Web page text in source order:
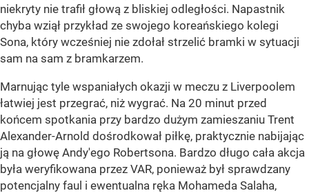
niekryty nie trafił głową z bliskiej odległości. Napastnik
chyba wziął przykład ze swojego koreańskiego kolegi
Sona, który wcześniej nie zdołał strzelić bramki w sytuacji
sam na sam z bramkarzem.
Marnując tyle wspaniałych okazji w meczu z Liverpoolem
łatwiej jest przegrać, niż wygrać. Na 20 minut przed
końcem spotkania przy bardzo dużym zamieszaniu Trent
Alexander-Arnold dośrodkował piłkę, praktycznie nabijając
ją na głowę Andy'ego Robertsona. Bardzo długo cała akcja
była weryfikowana przez VAR, ponieważ był sprawdzany
potencjalny faul i ewentualna ręka Mohameda Salaha,